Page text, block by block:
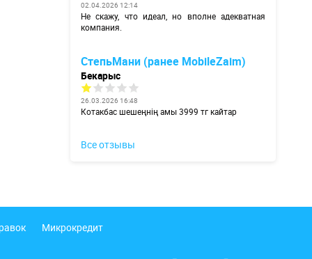
02.04.2026 12:14
Не скажу, что идеал, но вполне адекватная
компания.
СтепьМани (ранее MobileZaim)
Бекарыс
26.03.2026 16:48
Котакбас шешеңнің амы 3999 тг кайтар
Все отзывы
Микрокредит